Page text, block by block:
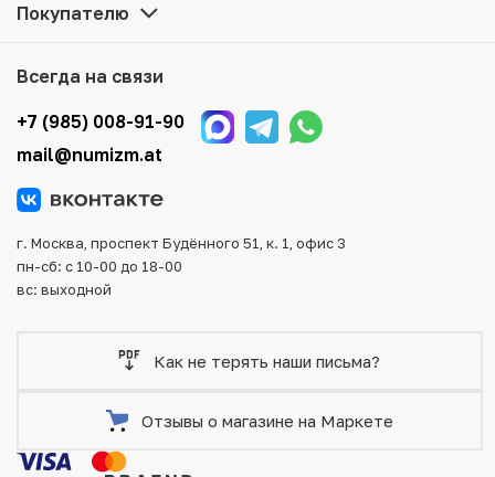
наличии на нашем складе.
того, возможен самовывоз товара из офиса магазина.
Для вашего удобства представлены несколько способов
оплаты и доставки заказа. Все отправления надежно и
тщательно упаковываются, что исключает возможность
Покупателю
Всегда на связи
+7 (985) 008-91-90
mail@numizm.at
г. Москва, проспект Будённого 51, к. 1, офис 3
пн-сб: с 10-00 до 18-00
вс: выходной
Как не терять наши письма?
Отзывы о магазине на Маркете